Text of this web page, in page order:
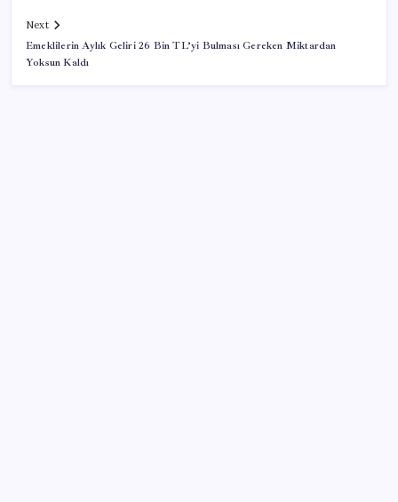
Next
Emeklilerin Aylık Geliri 26 Bin TL’yi Bulması Gereken Miktardan
Yoksun Kaldı